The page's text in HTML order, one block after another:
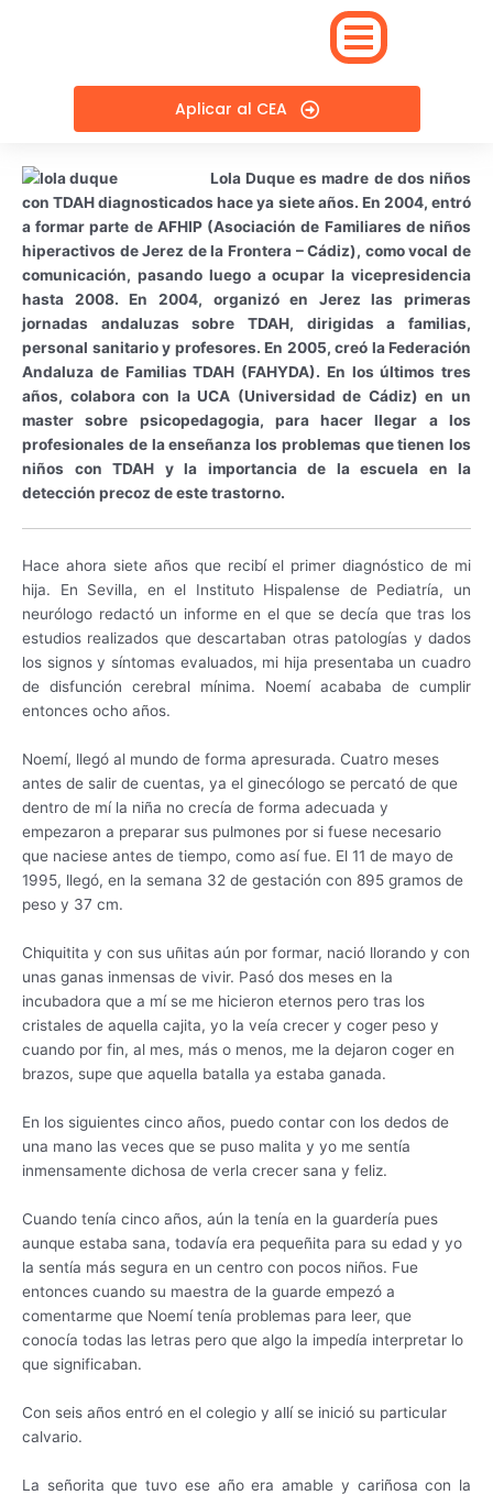
Aplicar al CEA
Lola Duque es madre de dos niños
con TDAH diagnosticados hace ya siete años. En 2004, entró
a formar parte de AFHIP (Asociación de Familiares de niños
hiperactivos de Jerez de la Frontera – Cádiz), como vocal de
comunicación, pasando luego a ocupar la vicepresidencia
hasta 2008. En 2004, organizó en Jerez las primeras
jornadas andaluzas sobre TDAH, dirigidas a familias,
personal sanitario y profesores. En 2005, creó la Federación
Andaluza de Familias TDAH (FAHYDA). En los últimos tres
años, colabora con la UCA (Universidad de Cádiz) en un
master sobre psicopedagogia, para hacer llegar a los
profesionales de la enseñanza los problemas que tienen los
niños con TDAH y la importancia de la escuela en la
detección precoz de este trastorno.
Hace ahora siete años que recibí el primer diagnóstico de mi
hija. En Sevilla, en el Instituto Hispalense de Pediatría, un
neurólogo redactó un informe en el que se decía que tras los
estudios realizados que descartaban otras patologías y dados
los signos y síntomas evaluados, mi hija presentaba un cuadro
de disfunción cerebral mínima. Noemí acababa de cumplir
entonces ocho años.
Noemí, llegó al mundo de forma apresurada. Cuatro meses
antes de salir de cuentas, ya el ginecólogo se percató de que
dentro de mí la niña no crecía de forma adecuada y
empezaron a preparar sus pulmones por si fuese necesario
que naciese antes de tiempo, como así fue. El 11 de mayo de
1995, llegó, en la semana 32 de gestación con 895 gramos de
peso y 37 cm.
Chiquitita y con sus uñitas aún por formar, nació llorando y con
unas ganas inmensas de vivir. Pasó dos meses en la
incubadora que a mí se me hicieron eternos pero tras los
cristales de aquella cajita, yo la veía crecer y coger peso y
cuando por fin, al mes, más o menos, me la dejaron coger en
brazos, supe que aquella batalla ya estaba ganada.
En los siguientes cinco años, puedo contar con los dedos de
una mano las veces que se puso malita y yo me sentía
inmensamente dichosa de verla crecer sana y feliz.
Cuando tenía cinco años, aún la tenía en la guardería pues
aunque estaba sana, todavía era pequeñita para su edad y yo
la sentía más segura en un centro con pocos niños. Fue
entonces cuando su maestra de la guarde empezó a
comentarme que Noemí tenía problemas para leer, que
conocía todas las letras pero que algo la impedía interpretar lo
que significaban.
Con seis años entró en el colegio y allí se inició su particular
calvario.
La señorita que tuvo ese año era amable y cariñosa con la